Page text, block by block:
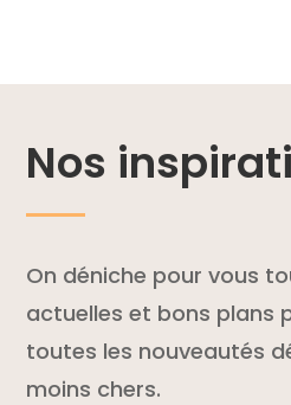
Nos
On déniche pour vous
actuelles et bons plans
toutes les nouveautés
moins chers.